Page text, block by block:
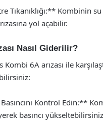
Tıkanıklığı:** Kombinin
yol açabilir.
Nasıl Giderilir?
Kombi 6A arızası ile
Kontrol Edin:**
basıncı